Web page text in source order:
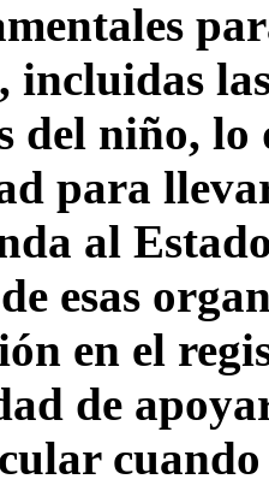
del niño,
para
al
esas
en el
de
cuando